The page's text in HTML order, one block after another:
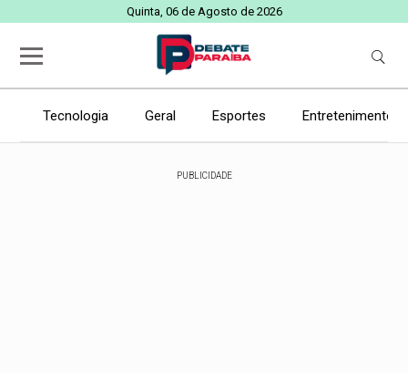
Quinta, 06 de Agosto de 2026
Tecnologia Geral Esportes Entretenimento
PUBLICIDADE